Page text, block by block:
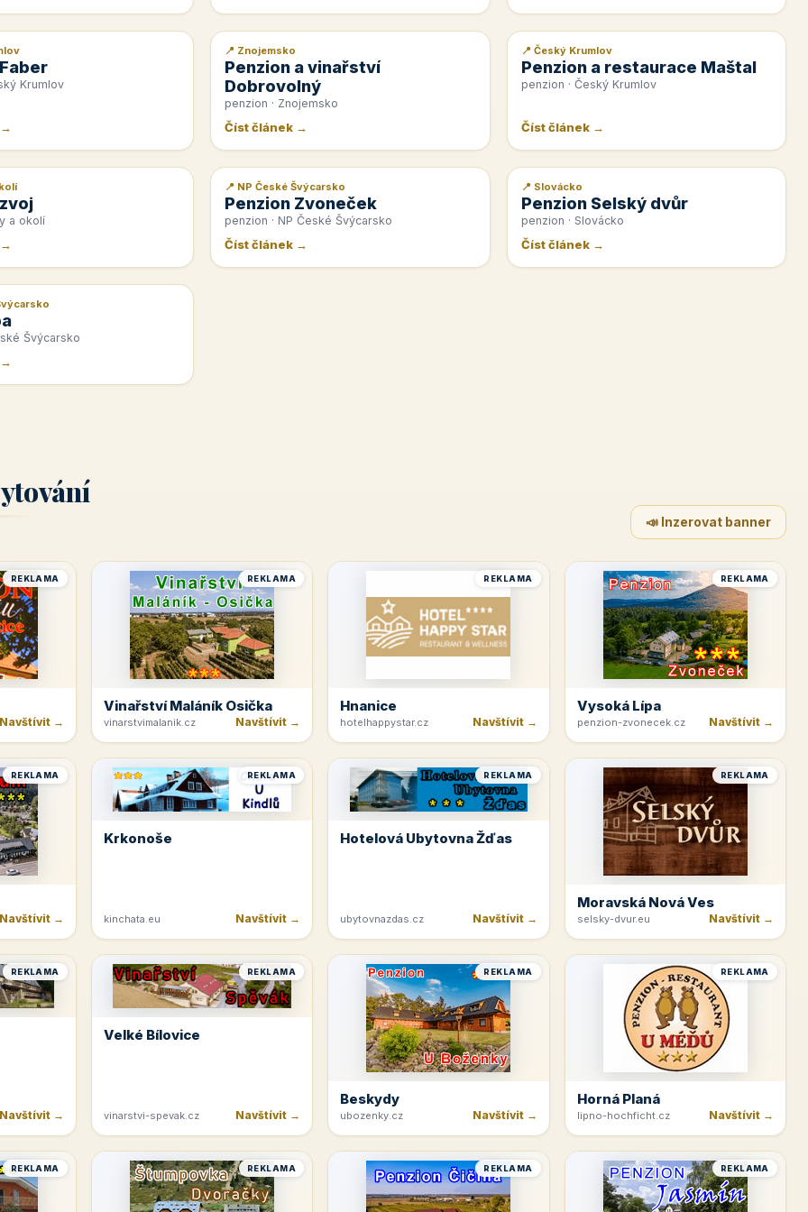
Krumlov
📰 PR článek
📍 Znojemsko
Penzion a vinařství
Dobrovolný
penzion · Znojemsko
Číst článek →
📰 PR článek
📍 Český Krumlov
Penzion a restaurace Maštal
penzion · Český Krumlov
Číst článek →
a okolí
📰 PR článek
📍 NP České Švýcarsko
Penzion Zvoneček
penzion · NP České Švýcarsko
Číst článek →
📰 PR článek
📍 Slovácko
Penzion Selský dvůr
penzion · Slovácko
Číst článek →
Švýcarsko
📣 Inzerovat banner
REKLAMA
→
REKLAMA
Vinařství Maláník Osička
vinarstvimalanik.cz Navštívit →
REKLAMA
Hnanice
hotelhappystar.cz Navštívit →
REKLAMA
Vysoká Lípa
penzion-zvonecek.cz Navštívit →
REKLAMA
→
REKLAMA
Krkonoše
kinchata.eu Navštívit →
REKLAMA
Hotelová Ubytovna Žďas
ubytovnazdas.cz Navštívit →
REKLAMA
Moravská Nová Ves
selsky-dvur.eu Navštívit →
REKLAMA
→
REKLAMA
Velké Bílovice
vinarstvi-spevak.cz Navštívit →
REKLAMA
Beskydy
ubozenky.cz Navštívit →
REKLAMA
Horná Planá
lipno-hochficht.cz Navštívit →
REKLAMA REKLAMA REKLAMA REKLAMA